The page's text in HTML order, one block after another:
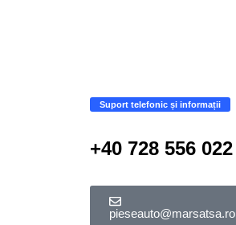
Suport telefonic și informații
+40 728 556 022
pieseauto@marsatsa.ro